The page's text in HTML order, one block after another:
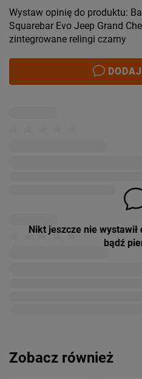
Wystaw opinię do produktu:
Squarebar Evo Jeep Grand
zintegrowane relingi czarny
Nikt jeszcze nie
bądź
Zobacz również